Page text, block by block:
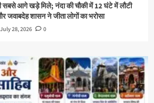
आगे खड़े मिले; नंदा की चौकी में 12 घंटे में लौटी
शासन ने जीता लोगों का भरोसा
July 28, 2026 0